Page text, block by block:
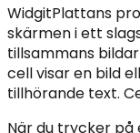
WidgitPlattans
skärmen i ett
tillsammans
cell visar en bild
tillhörande text.
När du trycker på